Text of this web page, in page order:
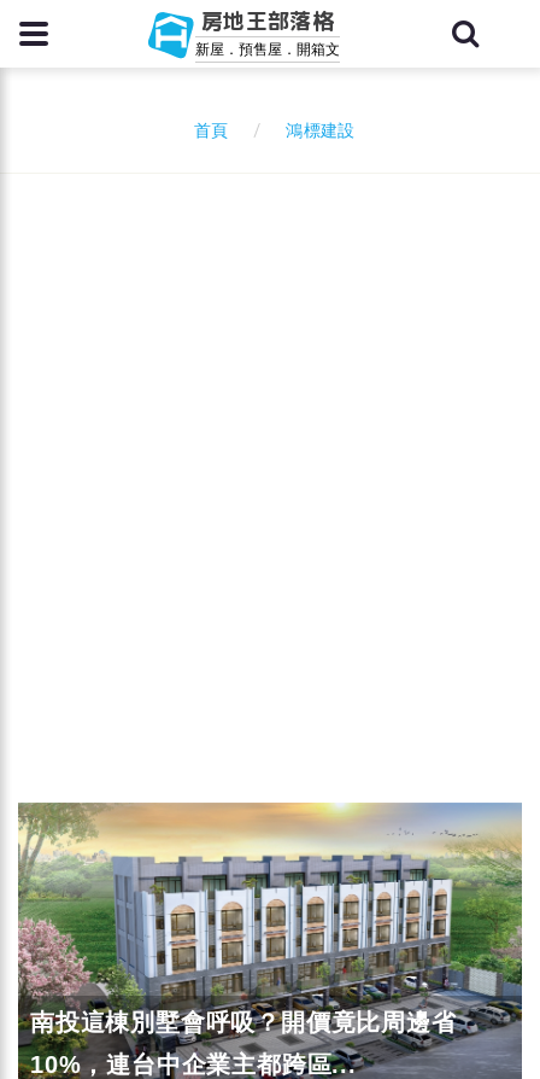
房地王部落格
新屋．預售屋．開箱文
首頁 鴻標建設
南投這棟別墅會呼吸？開價竟比周邊省
10%，連台中企業主都跨區...